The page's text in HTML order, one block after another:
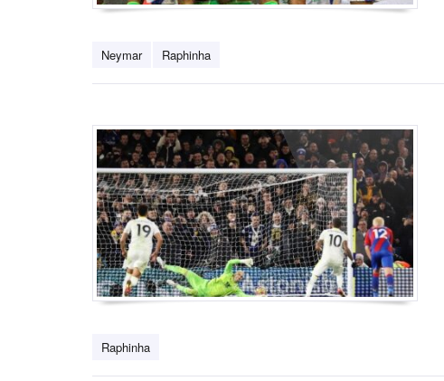
Neymar Raphinha
Raphinha